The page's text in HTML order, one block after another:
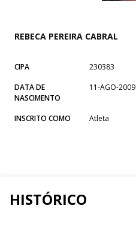
REBECA PEREIRA CABRAL
CIPA
230383
DATA DE
NASCIMENTO
11-AGO-2009
INSCRITO COMO Atleta
HISTÓRICO